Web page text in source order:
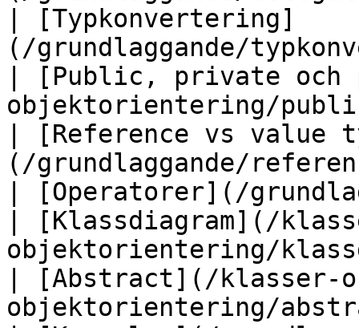
| [Typkonvertering]
(/grundlaggande/
| [Public, private och
objektorientering/
| [Reference vs value
(/grundlaggande/
| [Operatorer](/
| [Klassdiagram](/
objektorientering/
| [Abstract](/klasser-
objektorientering/